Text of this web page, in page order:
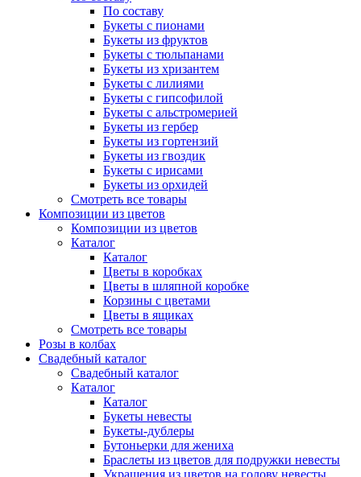
По составу
Букеты с пионами
Букеты из фруктов
Букеты с тюльпанами
Букеты из хризантем
Букеты с лилиями
Букеты с гипсофилой
Букеты с альстромерией
Букеты из гербер
Букеты из гортензий
Букеты из гвоздик
Букеты с ирисами
Букеты из орхидей
Смотреть все товары
Композиции из цветов
Композиции из цветов
Каталог
Каталог
Цветы в коробках
Цветы в шляпной коробке
Корзины с цветами
Цветы в ящиках
Смотреть все товары
Розы в колбах
Свадебный каталог
Свадебный каталог
Каталог
Каталог
Букеты невесты
Букеты-дублеры
Бутоньерки для жениха
Браслеты из цветов для подружки невесты